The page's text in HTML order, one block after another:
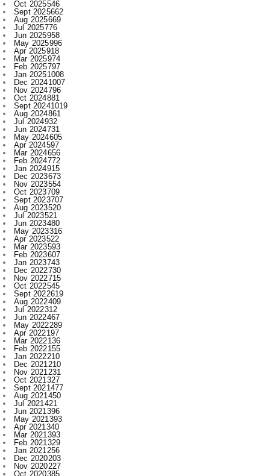
May 2025996
Apr 2025918
Mar 2025974
Feb 2025797
Jan 20251008
Dec 20241007
Nov 2024796
Oct 2024881
Sept 20241019
Aug 2024861
Jul 2024932
Jun 2024731
May 2024605
Apr 2024597
Mar 2024656
Feb 2024772
Jan 2024915
Dec 2023673
Nov 2023554
Oct 2023709
Sept 2023707
Aug 2023520
Jul 2023521
Jun 2023480
May 2023316
Apr 2023522
Mar 2023593
Feb 2023607
Jan 2023743
Dec 2022730
Nov 2022715
Oct 2022545
Sept 2022619
Aug 2022409
Jul 2022312
Jun 2022467
May 2022289
Apr 2022197
Mar 2022136
Feb 2022155
Jan 2022210
Dec 2021210
Nov 2021231
Oct 2021327
Sept 2021477
Aug 2021450
Jul 2021421
Jun 2021396
May 2021393
Apr 2021340
Mar 2021393
Feb 2021329
Jan 2021256
Dec 2020203
Nov 2020227
Oct 2020385
Sept 2020533
Aug 2020284
Jul 2020166
Jun 20201